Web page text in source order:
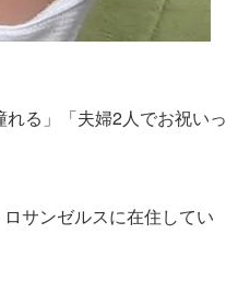
る」「夫婦2人でお祝いっ
サンゼルスに在住してい